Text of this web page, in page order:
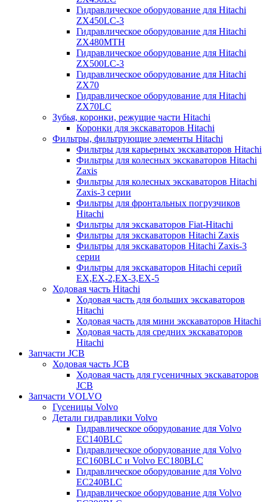
Гидравлическое оборудование для Hitachi
ZX450LC-3
Гидравлическое оборудование для Hitachi
ZX480MTH
Гидравлическое оборудование для Hitachi
ZX500LC-3
Гидравлическое оборудование для Hitachi
ZX70
Гидравлическое оборудование для Hitachi
ZX70LC
Зубья, коронки, режущие части Hitachi
Коронки для экскаваторов Hitachi
Фильтры, фильтрующие элементы Hitachi
Фильтры для карьерных экскаваторов Hitachi
Фильтры для колесных экскаваторов Hitachi
Zaxis
Фильтры для колесных экскаваторов Hitachi
Zaxis-3 серии
Фильтры для фронтальных погрузчиков
Hitachi
Фильтры для экскаваторов Fiat-Hitachi
Фильтры для экскаваторов Hitachi Zaxis
Фильтры для экскаваторов Hitachi Zaxis-3
серии
Фильтры для экскаваторов Hitachi серий
EX,EX-2,EX-3,EX-5
Ходовая часть Hitachi
Ходовая часть для больших экскаваторов
Hitachi
Ходовая часть для мини экскаваторов Hitachi
Ходовая часть для средних экскаваторов
Hitachi
Запчасти JCB
Ходовая часть JCB
Ходовая часть для гусеничных экскаваторов
JCB
Запчасти VOLVO
Гусеницы Volvo
Детали гидравлики Volvo
Гидравлическое оборудование для Volvo
EC140BLC
Гидравлическое оборудование для Volvo
EC160BLC и Volvo EC180BLC
Гидравлическое оборудование для Volvo
EC240BLC
Гидравлическое оборудование для Volvo